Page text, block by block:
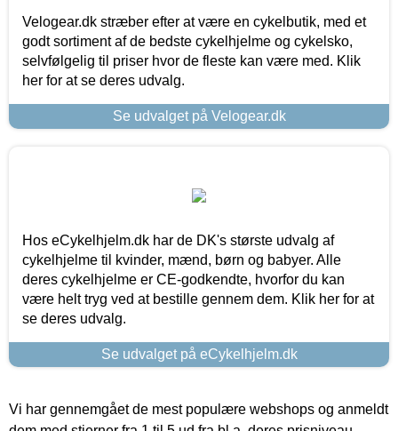
Velogear.dk stræber efter at være en cykelbutik, med et
godt sortiment af de bedste cykelhjelme og cykelsko,
selvfølgelig til priser hvor de fleste kan være med. Klik
her for at se deres udvalg.
Se udvalget på Velogear.dk
Hos eCykelhjelm.dk har de DK's største udvalg af
cykelhjelme til kvinder, mænd, børn og babyer. Alle
deres cykelhjelme er CE-godkendte, hvorfor du kan
være helt tryg ved at bestille gennem dem. Klik her for at
se deres udvalg.
Se udvalget på eCykelhjelm.dk
Vi har gennemgået de mest populære webshops og anmeldt